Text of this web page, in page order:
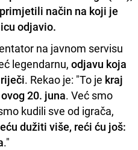
način na koji je
odjavio.
na javnom servisu
legendarnu, odjavu koja
. Rekao je: "To je kraj
20. juna. Već smo
kudili sve od igrača,
dužiti više, reći ću još:
."